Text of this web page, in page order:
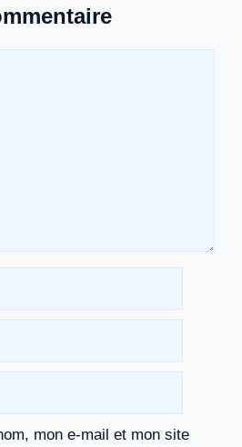
mon e-mail et mon site